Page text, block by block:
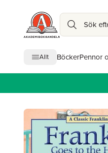
Sök
Allt BöckerPennor